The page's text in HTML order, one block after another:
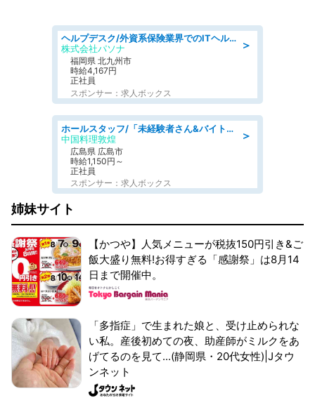
＞
ヘルプデスク/外資系保険業界でのITヘルプデスク業務/駅近/即日勤務可/ヘルプデスク
株式会社パソナ
福岡県 北九州市
時給4,167円
正社員
スポンサー：求人ボックス
＞
ホールスタッフ/「未経験者さん&バイトデビューも大歓迎」残業ほぼなし×1日3時間〜勤務OK!フォロー体制も充実/広島県/広島市南区
中国料理敦煌
広島県 広島市
時給1,150円～
正社員
スポンサー：求人ボックス
姉妹サイト
【かつや】人気メニューが税抜150円引き&ご
飯大盛り無料!お得すぎる「感謝祭」は8月14
日まで開催中。
「多指症」で生まれた娘と、受け止められな
い私。産後初めての夜、助産師がミルクをあ
げてるのを見て...(静岡県・20代女性)|Jタウ
ンネット